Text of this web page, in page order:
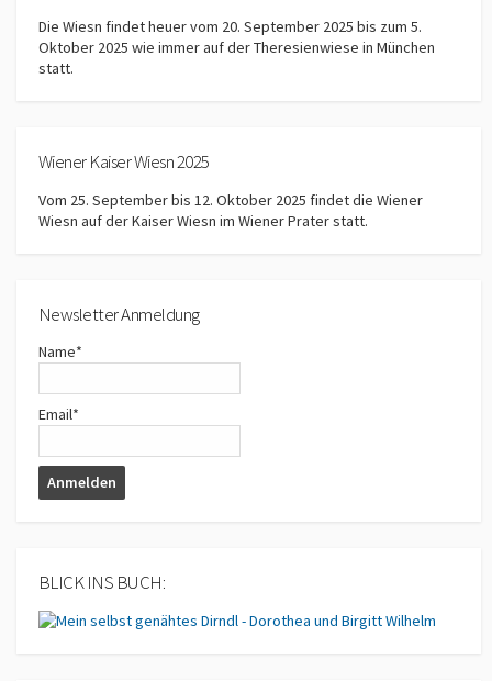
Die Wiesn findet heuer vom 20. September 2025 bis zum 5.
Oktober 2025 wie immer auf der Theresienwiese in München
statt.
Wiener Kaiser Wiesn 2025
Vom 25. September bis 12. Oktober 2025 findet die Wiener
Wiesn auf der Kaiser Wiesn im Wiener Prater statt.
Newsletter Anmeldung
Name*
Email*
BLICK INS BUCH: